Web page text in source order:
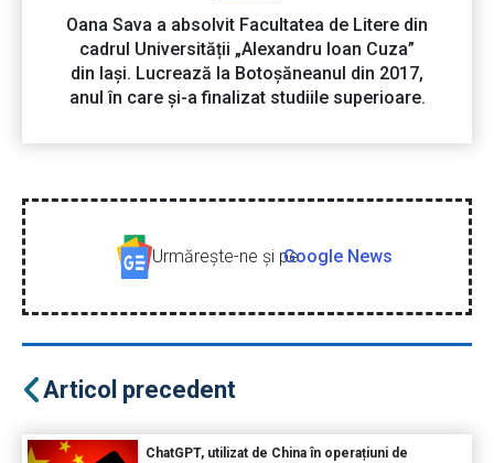
Oana Sava a absolvit Facultatea de Litere din
cadrul Universității „Alexandru Ioan Cuza”
din Iași. Lucrează la Botoșăneanul din 2017,
anul în care și-a finalizat studiile superioare.
Urmăreşte-ne şi peGoogle News
Articol precedent
ChatGPT, utilizat de China în operațiuni de